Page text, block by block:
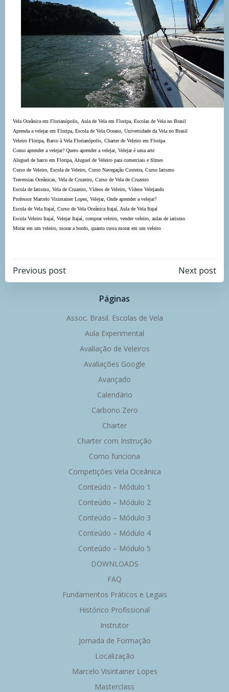
Vela Oceânica em Florianópolis, Aula de Vela em Floripa, Escolas de Vela no Brasil
Aprenda a velejar em Floripa, Escola de Vela Oceano, Universidade da Vela no Brasil
Veleiro Floripa, Barco à Vela Florianópolis, Charter de Veleiro em Floripa
Como aprender a velejar? Quero aprender a velejar, Velejar é uma arte
Aluguel de barco em Floripa, Aluguel de Veleiro para comerciais e filmes
Curso de Veleiro, Escola de Veleiro, Curso Navegação Costeira, Curso Iatismo
Travessias Oceânicas, Vela de Cruzeiro, Curso de Vela de Cruzeiro
Escola de Iatismo, Vela de Cruzeiro, Vídeos de Veleiro, Vídeos Velejando
Professor Marcelo Visintainer Lopes, Velejar, Onde aprender a velejar?
Escola de Vela Itajaí, Curso de Vela Oceânica Itajaí, Aula de Vela Itajaí
Escola Veleiro Itajaí, Velejar Itajaí, comprar veleiro, vender veleiro, aulas de iatismo
Morar em um veleiro, morar a bordo, quanto custa morar em um veleiro
Navegação
Previous post
Navegação
de
Post
Next post
Páginas
Assoc. Brasil. Escolas de Vela
Aula Experimental
Avaliação de Veleiros
Avaliações Google
Avançado
Calendário
Carbono Zero
Charter
Charter com Instrução
Como funciona
Competições Vela Oceânica
Conteúdo – Módulo 1
Conteúdo – Módulo 2
Conteúdo – Módulo 3
Conteúdo – Módulo 4
Conteúdo – Módulo 5
DOWNLOADS
FAQ
Fundamentos Práticos e Legais
Histórico Profissional
Instrutor
Jornada de Formação
Localização
Marcelo Visintainer Lopes
Masterclass